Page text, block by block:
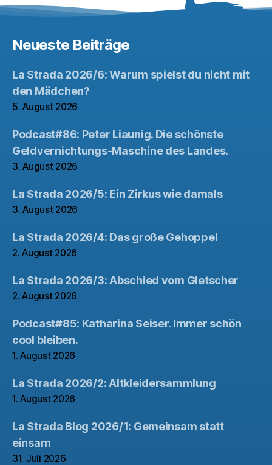
Neueste Beiträge
La Strada 2026/6: Warum spielst du nicht mit
den Mädchen?
5. August 2026
Podcast#86: Peter Liaunig. Die schönste
Geldvernichtungs-Maschine des Landes.
3. August 2026
La Strada 2026/5: Ein Zirkus wie damals
3. August 2026
La Strada 2026/4: Das große Gehoppel
2. August 2026
La Strada 2026/3: Abschied vom Gletscher
2. August 2026
Podcast#85: Katharina Seiser. Immer schön
cool bleiben.
1. August 2026
La Strada 2026/2: Altkleidersammlung
1. August 2026
La Strada Blog 2026/1: Gemeinsam statt
einsam
31. Juli 2026